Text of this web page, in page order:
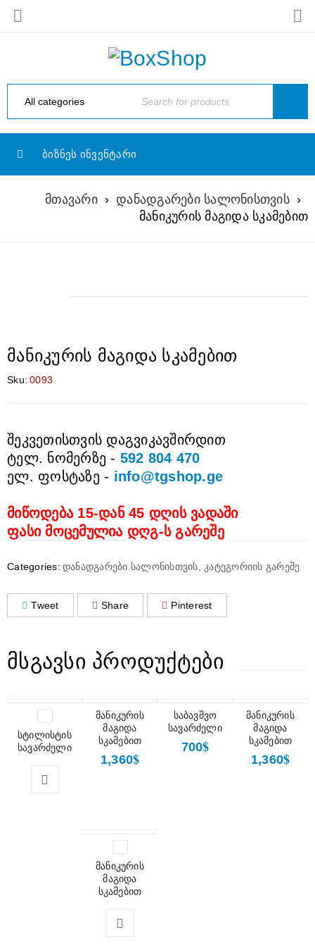
ᲑᲘᲖᲜᲔᲡ ᲘᲜᲕᲔᲜᲢᲐᲠᲘ
მთავარი › დანადგარები სალონისთვის ›
მანიკურის მაგიდა სკამებით
მანიკურის მაგიდა სკამებით
Sku: 0093
შეკვეთისთვის დაგვიკავშირდით
ტელ. ნომერზე - 592 804 470
ელ. ფოსტაზე - info@tgshop.ge
მიწოდება 15-დან 45 დღის ვადაში
ფასი მოცემულია დღგ-ს გარეშე
Categories: დანადგარები სალონისთვის კატეგორიის გარეშე
Tweet Share Pinterest
ᲛᲡᲒᲐᲕᲡᲘ ᲞᲠᲝᲓᲣᲥᲢᲔᲑᲘ
სტილისტის
სავარძელი
მანიკურის
მაგიდა
სკამებით
1,360$
საბავშვო
სავარძელი
700$
მანიკურის
მაგიდა
სკამებით
1,360$
მანიკურის
მაგიდა
სკამებით